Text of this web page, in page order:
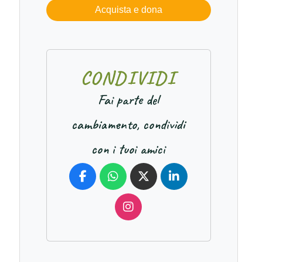
Acquista e dona
CONDIVIDI
Fai parte del
cambiamento, condividi
con i tuoi amici